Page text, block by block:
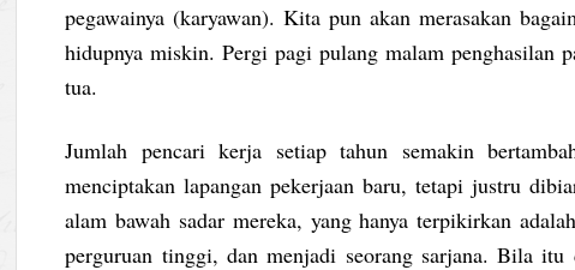
pegawainya (karyawan). Kita pun akan merasakan
hidupnya miskin. Pergi pagi pulang malam penghasilan
tua.
Jumlah pencari kerja setiap tahun semakin
menciptakan lapangan pekerjaan baru, tetapi justru
alam bawah sadar mereka, yang hanya terpikirkan
perguruan tinggi, dan menjadi seorang sarjana. Bila